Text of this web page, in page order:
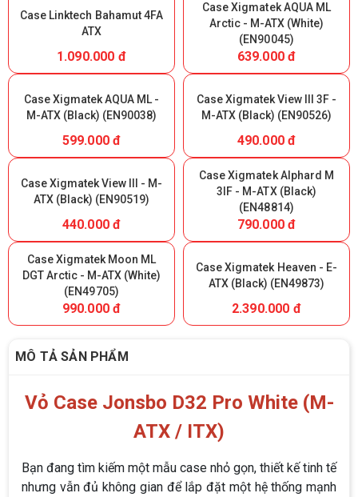
Case Linktech Bahamut 4FA
ATX
1.090.000 đ
Case Xigmatek AQUA ML
Arctic - M-ATX (White)
(EN90045)
639.000 đ
Case Xigmatek AQUA ML -
M-ATX (Black) (EN90038)
599.000 đ
Case Xigmatek View III 3F -
M-ATX (Black) (EN90526)
490.000 đ
Case Xigmatek View III - M-
ATX (Black) (EN90519)
440.000 đ
Case Xigmatek Alphard M
3IF - M-ATX (Black)
(EN48814)
790.000 đ
Case Xigmatek Moon ML
DGT Arctic - M-ATX (White)
(EN49705)
990.000 đ
Case Xigmatek Heaven - E-
ATX (Black) (EN49873)
2.390.000 đ
MÔ TẢ SẢN PHẨM
Vỏ Case Jonsbo D32 Pro White (M-
ATX / ITX)
Bạn đang tìm kiếm một mẫu case nhỏ gọn, thiết kế tinh tế
nhưng vẫn đủ không gian để lắp đặt một hệ thống mạnh